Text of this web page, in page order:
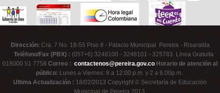
Dirección: Cra. 7 No. 18-55 Piso 8 - Palacio Municipal Pereira - Risaralda
Teléfono/Fax (PBX) : (057+6) 3248100 - 3248101 - 325783 Línea Gratuita
018000 51 7758 Correo : contactenos@pereira.gov.co Horario de atención al
público: Lunes a Viernes: 8 a 12:00 p.m. y 2 a 6:00p.m.
Ultima Actualización : 18/02/2013 Copyright © Secretaría de Educación
Municipal de Pereira 2013.